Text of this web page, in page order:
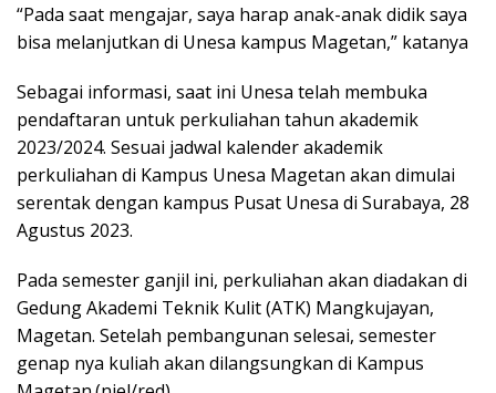
“Pada saat mengajar, saya harap anak-anak didik saya
bisa melanjutkan di Unesa kampus Magetan,” katanya
Sebagai informasi, saat ini Unesa telah membuka
pendaftaran untuk perkuliahan tahun akademik
2023/2024. Sesuai jadwal kalender akademik
perkuliahan di Kampus Unesa Magetan akan dimulai
serentak dengan kampus Pusat Unesa di Surabaya, 28
Agustus 2023.
Pada semester ganjil ini, perkuliahan akan diadakan di
Gedung Akademi Teknik Kulit (ATK) Mangkujayan,
Magetan. Setelah pembangunan selesai, semester
genap nya kuliah akan dilangsungkan di Kampus